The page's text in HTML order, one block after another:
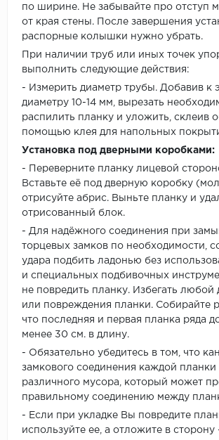
по ширине. Не забывайте про отступ
от края стены. После завершения
распорные колышки нужно убрать.
При наличии труб или иных точек
выполнить следующие действия:
- Измерить диаметр трубы. Добавив к
диаметру 10-14 мм, вырезать
распилить планку и уложить, склеив
помощью клея для напольных
Установка под дверными коробками:
- Переверните планку лицевой
Вставьте её под дверную коробку
отрисуйте абрис. Выньте планку и
отрисованный блок.
- Для надёжного соединения при
торцевых замков по необходимости,
удара подбить ладонью без
и специальных подбивочных
не повредить планку. Избегать
или повреждения планки. Собирайте
что последняя и первая планка ряда
менее 30 см. в длину.
- Обязательно убедитесь в том, что
замкового соединения каждой
различного мусора, который может
правильному соединению между
- Если при укладке Вы повредите
используйте ее, а отложите в